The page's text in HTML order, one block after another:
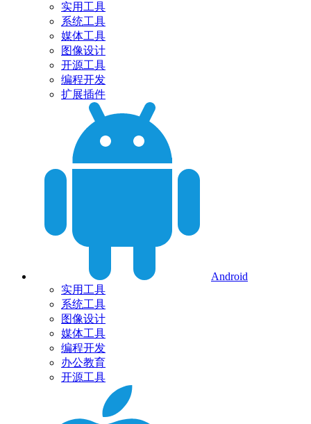
实用工具
系统工具
媒体工具
图像设计
开源工具
编程开发
扩展插件
Android
实用工具
系统工具
图像设计
媒体工具
编程开发
办公教育
开源工具